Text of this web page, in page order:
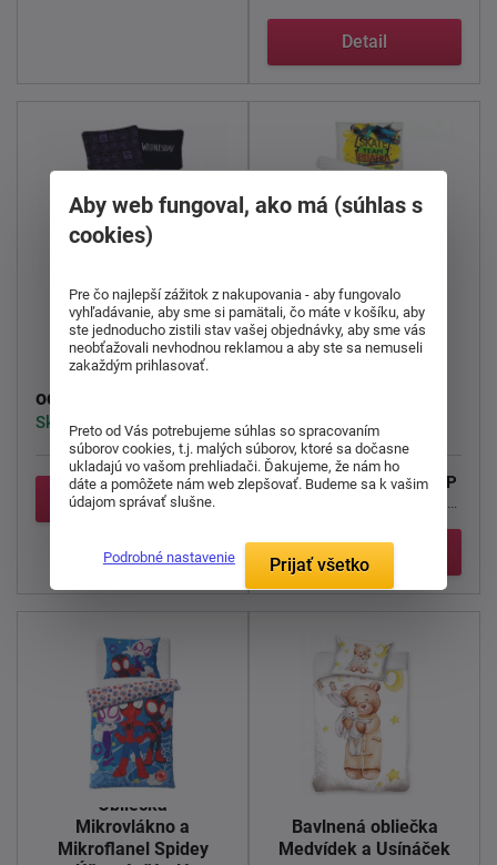
Detail
Bavlnená obliečka
Wednesday Color
od
Skladom > 5 ks
...
Detail
Obliečka
Mikrovlákno a
Mikroflanel Skate
Skladom > 5 ks
Hebučké obliečky SLEEP
Obliečka
Mikrovlákno a
Mikroflanel Spidey
Bavlnená obliečka
Medvídek a Usínáček
Aby web fungoval, ako má (súhlas s
cookies)
Pre čo najlepší zážitok z nakupovania - aby fungovalo
vyhľadávanie, aby sme si pamätali, čo máte v košíku, aby
ste jednoducho zistili stav vašej objednávky, aby sme vás
neobťažovali nevhodnou reklamou a aby ste sa nemuseli
zakaždým prihlasovať.
Preto od Vás potrebujeme súhlas so spracovaním
súborov cookies, t.j. malých súborov, ktoré sa dočasne
ukladajú vo vašom prehliadači. Ďakujeme, že nám ho
dáte a pomôžete nám web zlepšovať. Budeme sa k vašim
údajom správať slušne.
Podrobné nastavenie Prijať všetko